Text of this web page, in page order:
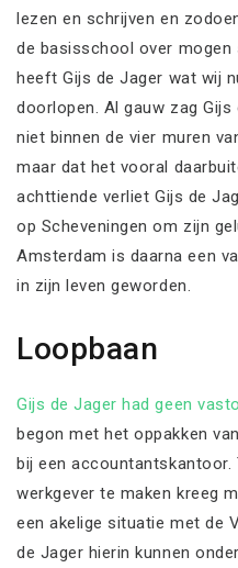
lezen en schrijven en
de basisschool over
heeft Gijs de Jager wat wij
doorlopen. Al gauw zag
niet binnen de vier muren
maar dat het vooral
achttiende verliet Gijs de
op Scheveningen om zijn
Amsterdam is daarna een
in zijn leven geworden.
Loopbaan
Gijs de Jager had geen
begon met het oppakken
bij een accountantskantoor.
werkgever te maken kreeg
een akelige situatie met de
de Jager hierin kunnen